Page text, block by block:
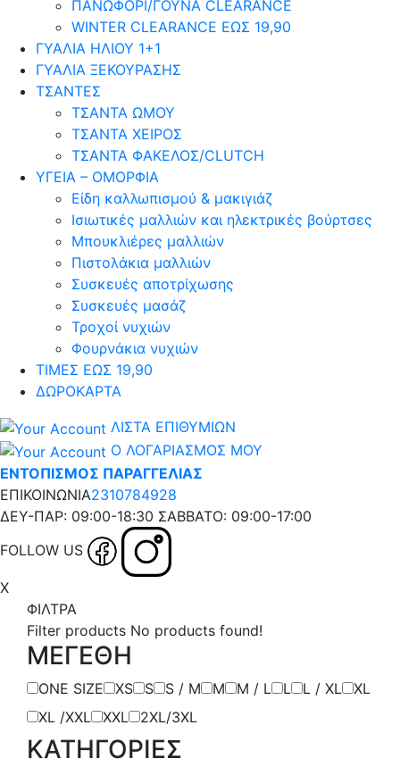
ΠΑΝΩΦΟΡΙ/ΓΟΥΝΑ CLEARANCE
WINTER CLEARANCE ΕΩΣ 19,90
ΓΥΑΛΙΑ ΗΛΙΟΥ 1+1
ΓΥΑΛΙΑ ΞΕΚΟΥΡΑΣΗΣ
ΤΣΑΝΤΕΣ
ΤΣΑΝΤΑ ΩΜΟΥ
ΤΣΑΝΤΑ ΧΕΙΡΟΣ
ΤΣΑΝΤΑ ΦΑΚΕΛΟΣ/CLUTCH
ΥΓΕΙΑ – ΟΜΟΡΦΙΑ
Είδη καλλωπισμού & μακιγιάζ
Ισιωτικές μαλλιών και ηλεκτρικές βούρτσες
Μπουκλιέρες μαλλιών
Πιστολάκια μαλλιών
Συσκευές αποτρίχωσης
Συσκευές μασάζ
Τροχοί νυχιών
Φουρνάκια νυχιών
ΤΙΜΕΣ ΕΩΣ 19,90
ΔΩΡΟΚΑΡΤΑ
ΛΙΣΤΑ ΕΠΙΘΥΜΙΩΝ
Ο ΛΟΓΑΡΙΑΣΜΟΣ ΜΟΥ
ΕΝΤΟΠΙΣΜΟΣ ΠΑΡΑΓΓΕΛΙΑΣ
ΕΠΙΚΟΙΝΩΝΙΑ2310784928
ΔΕΥ-ΠΑΡ: 09:00-18:30 ΣΑΒΒΑΤΟ: 09:00-17:00
FOLLOW US
X
ΦΙΛΤΡΑ
Filter products No products found!
ΜΕΓΕΘΗ
ONE SIZE XS S S / M Μ M / L L L / XL
XL
XL /XXL
XXL 2XL/3XL
ΚΑΤΗΓΟΡΙΕΣ